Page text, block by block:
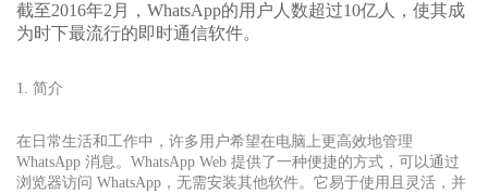
截至2016年2月，WhatsApp的用户人数超过10亿人，使其成
为时下最流行的即时通信软件。
1. 简介
在日常生活和工作中，许多用户希望在电脑上更高效地管理
WhatsApp 消息。WhatsApp Web 提供了一种便捷的方式，可以通过
浏览器访问 WhatsApp，无需安装其他软件。它易于使用且灵活，并